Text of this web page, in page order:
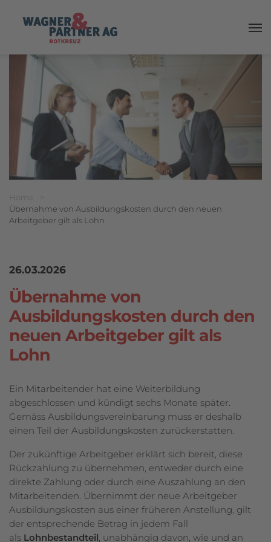
Breadcrumbnavigation
Sie befinden sich hier:
Home
Übernahme von Ausbildungskosten durch den neuen
Arbeitgeber gilt als Lohn
26.03.2026
Übernahme von
Ausbildungskosten durch den
neuen Arbeitgeber gilt als
Lohn
Ein Mitarbeitender hat eine Weiterbildung
abgeschlossen und kündigt sechs Monate später.
Gemäss Ausbildungsvereinbarung muss er deshalb
einen Teil der Ausbildungskosten zurückerstatten.
Der zukünftige Arbeitgeber erklärt sich bereit, diese
Rückzahlung zu übernehmen, entweder durch eine
direkte Zahlung oder durch eine Auszahlung an den
Mitarbeitenden. Übernimmt der neue Arbeitgeber
Ausbildungskosten aus einer früheren Anstellung, gilt
der entsprechende Betrag in jedem Fall
als Lohnbestandteil , unabhängig davon, wie und an